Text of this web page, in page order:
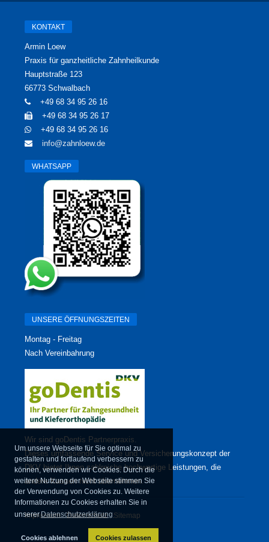
Um unsere Webseite für Sie optimal zu
gestalten und fortlaufend verbessern zu
können, verwenden wir Cookies. Durch die
weitere Nutzung der Webseite stimmen Sie
der Verwendung von Cookies zu. Weitere
Informationen zu Cookies erhalten Sie in
unsererDatenschutzerklärung
Cookies ablehnen Cookies zulassen
KONTAKT
Armin Loew
Praxis für ganzheitliche Zahnheilkunde
Hauptstraße 123
66773 Schwalbach
+49 68 34 95 26 16
+49 68 34 95 26 17
+49 68 34 95 26 16
info@zahnloew.de
WHATSAPP
UNSERE ÖFFNUNGSZEITEN
Montag - Freitag
Nach Vereinbahrung
Wir sind goDentis Partnerpraxis.
Dieses umfassende Service und Versicherungskonzept der
DKV bietet Ihnen zahlreiche hochwertige Leistungen, die
andere Kassen nicht übernehmen.
Impressum Datenschutz Sitemap